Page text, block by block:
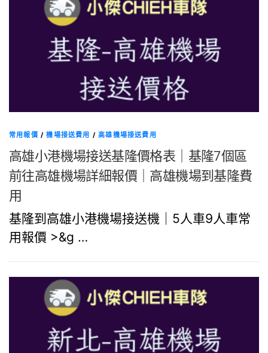
常用報價 /機場接送費用 /高雄機場接送費用
高雄小港機場接送基隆價格表｜基隆7個區
前往高雄機場詳細報價｜高雄機場到基隆費
用
基隆到高雄小港機場接送機｜5人車9人車常
用報價 >&g …